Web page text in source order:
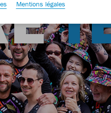
Mentions légales